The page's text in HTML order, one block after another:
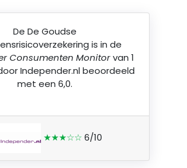
DeDe Goudse
is in de
Consumenten Monitorvan 1
Independer.nlbeoordeeld
met een 6,0.
★★★☆☆ 6/10